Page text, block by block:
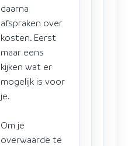
daarna
afspraken over
kosten. Eerst
maar eens
kijken wat er
mogelijk is voor
je.
Om je
overwaarde te